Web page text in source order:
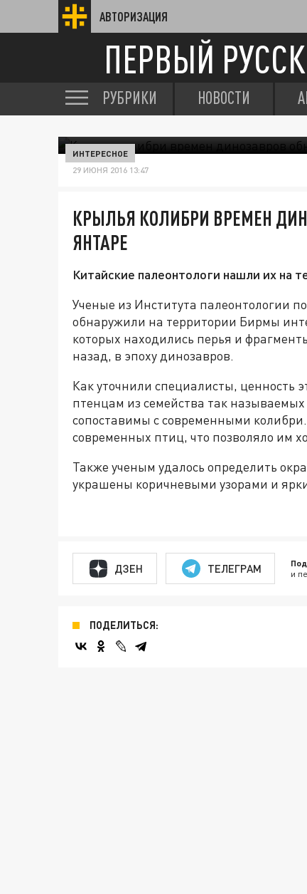
АВТОРИЗАЦИЯ
ПЕРВЫЙ
РУБРИКИ НОВОСТИ
ИНТЕРЕСНОЕ
29 ИЮНЯ 2016 13:47
КРЫЛЬЯ КОЛИБРИ ВРЕМЕН
ЯНТАРЕ
Китайские палеонтологи нашли их на
Ученые из Института палеонтологии
обнаружили на территории Бирмы
которых находились перья и
назад, в эпоху динозавров.
Как уточнили специалисты, ценность
птенцам из семейства так
сопоставимы с современными
современных птиц, что позволяло им
Также ученым удалось определить
украшены коричневыми узорами и
ДЗЕН ТЕЛЕГРАМ и
ПОДЕЛИТЬСЯ: